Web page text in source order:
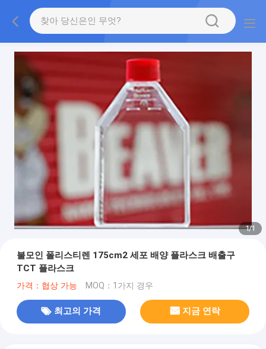
1/1
불모인 폴리스티렌 175cm2 세포 배양 플라스크 배출구
TCT 플라스크
가격：협상 가능 MOQ：1가지 경우
최고의 가격 지금 연락